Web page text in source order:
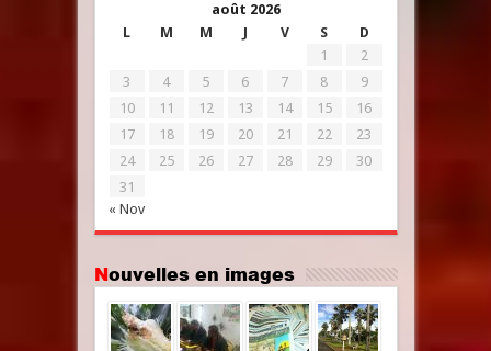
août 2026
L
M M J V S D
« Nov
1
2
3
4 5 6 7 8
9
10
11 12 13 14 15
16
17
18 19 20 21 22
23
24
25 26 27 28 29
30
31
Nouvelles en images